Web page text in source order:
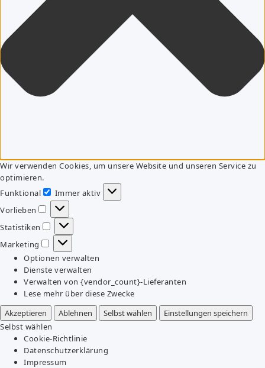
Wir verwenden Cookies, um unsere Website und unseren Service zu
optimieren.
Funktional
Funktional
Immer aktiv
Vorlieben
Vorlieben
Statistiken
Statistiken
Marketing
Marketing
Optionen verwalten
Dienste verwalten
Verwalten von {vendor_count}-Lieferanten
Lese mehr über diese Zwecke
Akzeptieren
Ablehnen Selbst wählen
Einstellungen speichern
Selbst wählen
Cookie-Richtlinie
Datenschutzerklärung
Impressum